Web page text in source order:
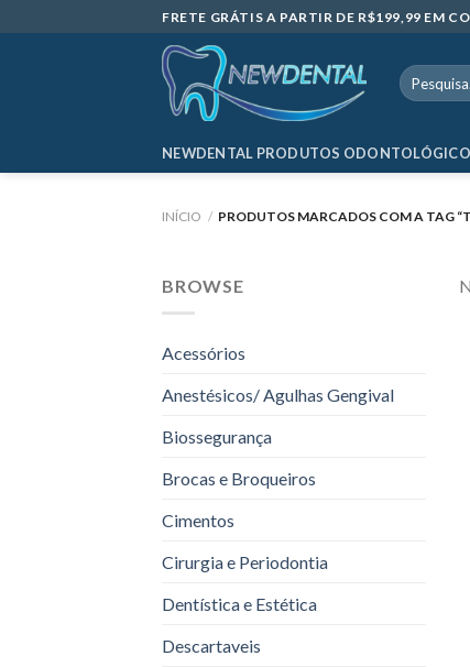
to
FRETE GRÁTIS A PARTIR DE R$199,99 EM
Pesquisar
por:
NEWDENTAL PRODUTOS
INÍCIO / PRODUTOS MARCADOS COM A TAG
BROWSE
Acessórios
Anestésicos/ Agulhas Gengival
Biossegurança
Brocas e Broqueiros
Cimentos
Cirurgia e Periodontia
Dentística e Estética
Descartaveis